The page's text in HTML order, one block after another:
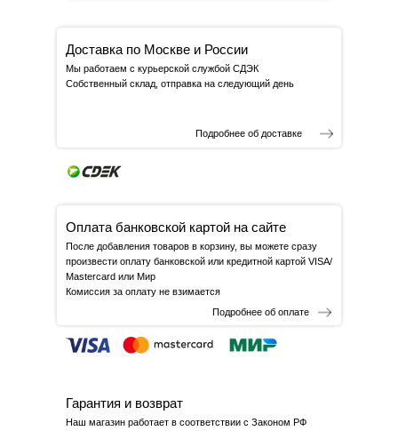
Доставка по Москве и России
Мы работаем с курьерской службой СДЭК
Собственный склад, отправка на следующий день
Подробнее об доставке
Оплата банковской картой на сайте
После добавления товаров в корзину, вы можете сразу
произвести оплату банковской или кредитной картой VISA/
Mastercard или Мир
Комиссия за оплату не взимается
Подробнее об оплате
Гарантия и возврат
Наш магазин работает в соответствии с Законом РФ